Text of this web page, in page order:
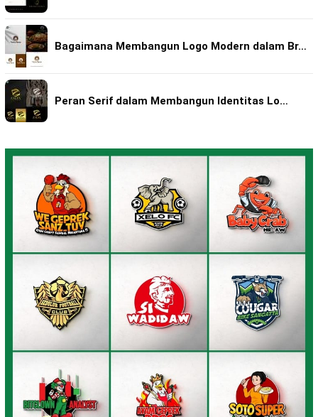
Bagaimana Membangun Logo Modern dalam Br…
Peran Serif dalam Membangun Identitas Lo…